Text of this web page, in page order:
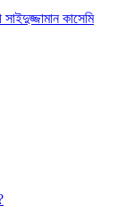
কাসেমি